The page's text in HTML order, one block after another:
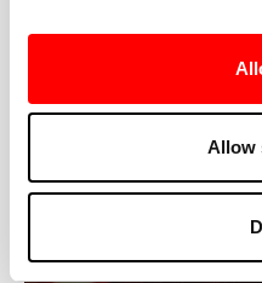
Allow
Sei nuovo da Barry's?
istruttori seguono ogni
ogni livello e ti aiutano